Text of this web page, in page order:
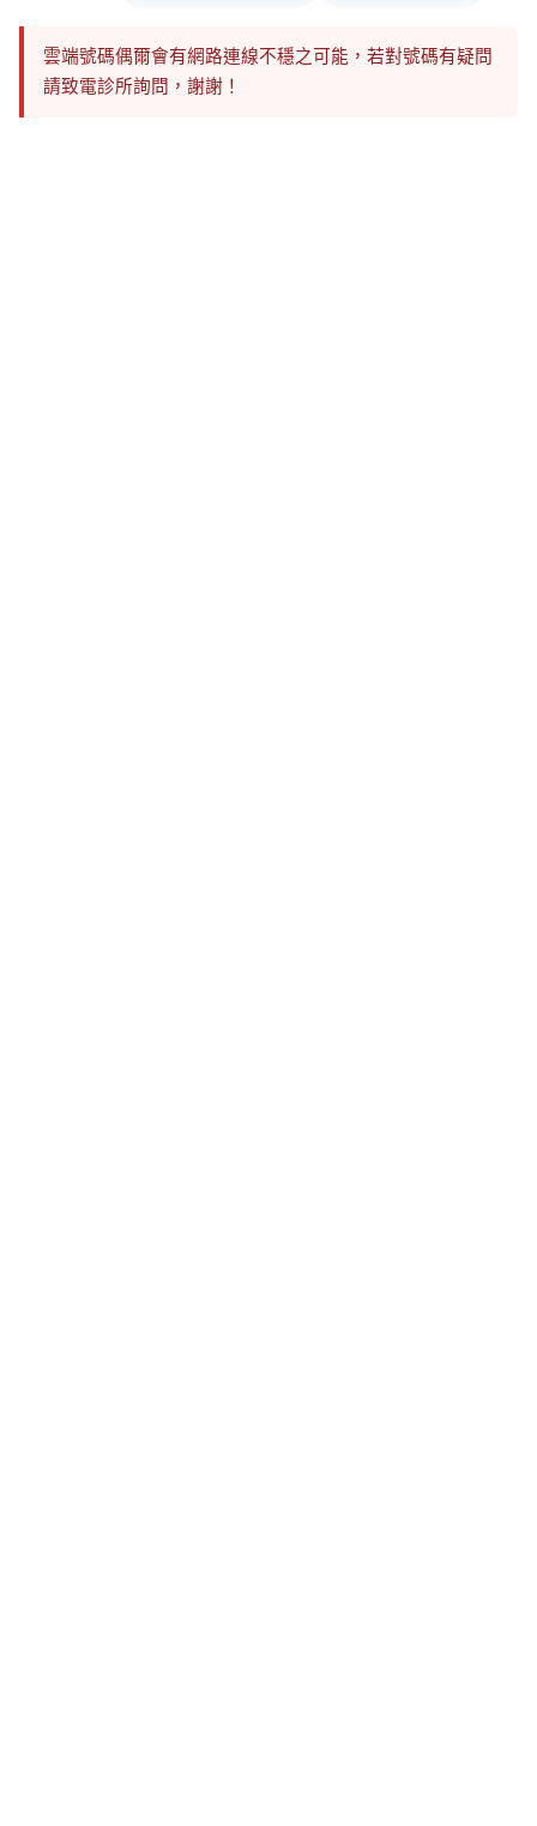
雲端號碼偶爾會有網路連線不穩之可能，若對號碼有疑問
請致電診所詢問，謝謝！